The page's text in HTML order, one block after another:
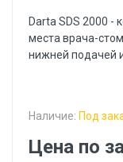
Darta SDS 2000 -
места врача-
нижней подачей
Наличие: Под
Цена по